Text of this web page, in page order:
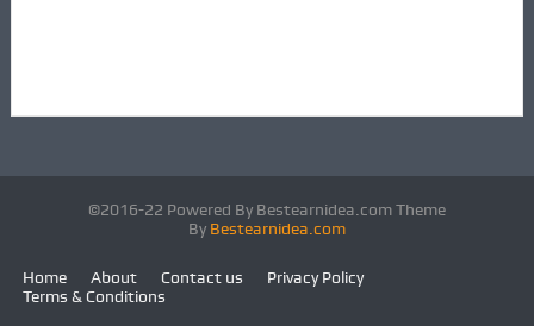
©2016-22 Powered By Bestearnidea.com Theme
By Bestearnidea.com
Home About Contact us
Privacy Policy
Terms & Conditions